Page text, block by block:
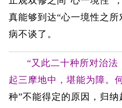
真能够到达“心一境性之所
病不谈了。
“又此二十种所对治法
起三摩地中，堪能为障。
种”不能得定的原因，归纳